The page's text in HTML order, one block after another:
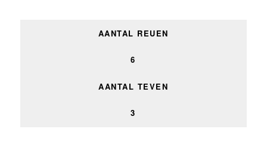
AANTAL REUEN
6
AANTAL TEVEN
3